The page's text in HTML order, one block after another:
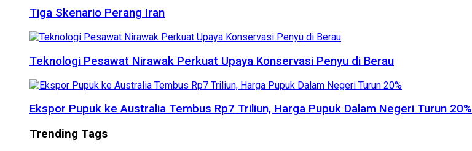
Tiga Skenario Perang Iran
Teknologi Pesawat Nirawak Perkuat Upaya Konservasi Penyu di Berau
Ekspor Pupuk ke Australia Tembus Rp7 Triliun, Harga Pupuk Dalam Negeri Turun 20%
Trending Tags